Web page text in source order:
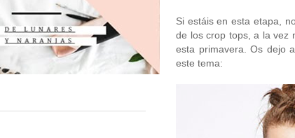
Si estáis en esta etapa,
de los crop tops, a la vez
esta primavera. Os dejo
este tema: